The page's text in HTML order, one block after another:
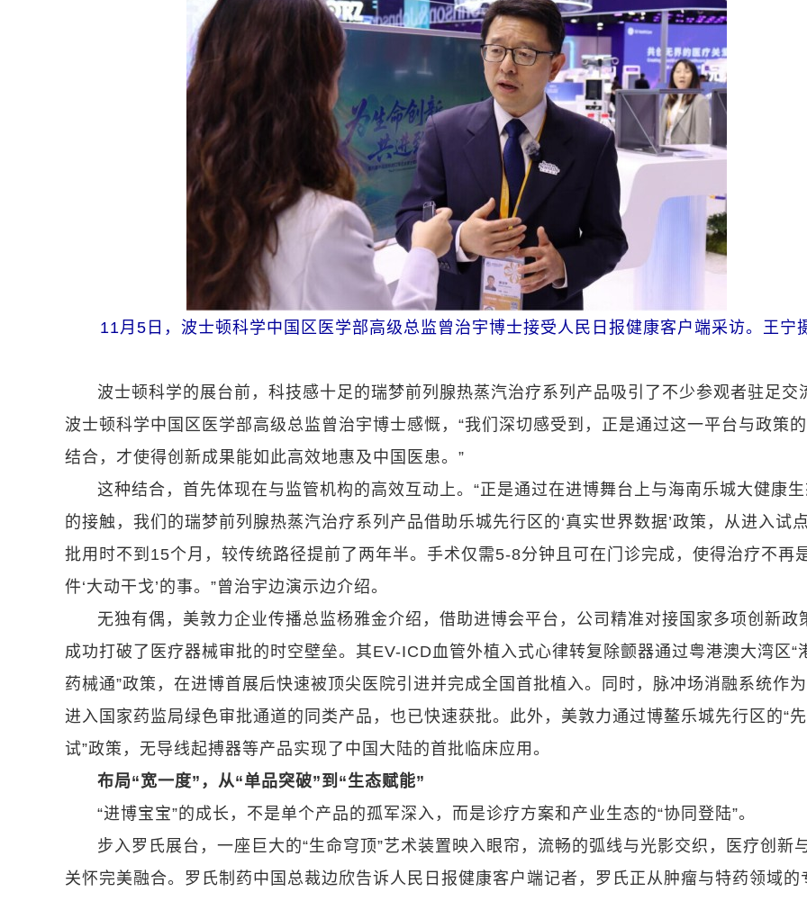
11月5日，波士顿科学中国区医学部高级总监曾治宇博士接受人民日报健康客户端采访。王宁
波士顿科学的展台前，科技感十足的瑞梦前列腺热蒸汽治疗系列产品吸引了不少参观者驻足交
波士顿科学中国区医学部高级总监曾治宇博士感慨，“我们深切感受到，正是通过这一平台与政策
结合，才使得创新成果能如此高效地惠及中国医患。”
这种结合，首先体现在与监管机构的高效互动上。“正是通过在进博舞台上与海南乐城大健康生
的接触，我们的瑞梦前列腺热蒸汽治疗系列产品借助乐城先行区的‘真实世界数据’政策，从进入试
批用时不到15个月，较传统路径提前了两年半。手术仅需5-8分钟且可在门诊完成，使得治疗不再
件‘大动干戈’的事。”曾治宇边演示边介绍。
无独有偶，美敦力企业传播总监杨雅金介绍，借助进博会平台，公司精准对接国家多项创新政
成功打破了医疗器械审批的时空壁垒。其EV-ICD血管外植入式心律转复除颤器通过粤港澳大湾区“
药械通”政策，在进博首展后快速被顶尖医院引进并完成全国首批植入。同时，脉冲场消融系统作
进入国家药监局绿色审批通道的同类产品，也已快速获批。此外，美敦力通过博鳌乐城先行区的“
试”政策，无导线起搏器等产品实现了中国大陆的首批临床应用。
布局“宽一度”，从“单品突破”到“生态赋能”
“进博宝宝”的成长，不是单个产品的孤军深入，而是诊疗方案和产业生态的“协同登陆”。
步入罗氏展台，一座巨大的“生命穹顶”艺术装置映入眼帘，流畅的弧线与光影交织，医疗创新
关怀完美融合。罗氏制药中国总裁边欣告诉人民日报健康客户端记者，罗氏正从肿瘤与特药领域的